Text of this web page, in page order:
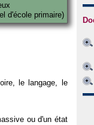
d'école primaire)
le langage, le
ou d'un état